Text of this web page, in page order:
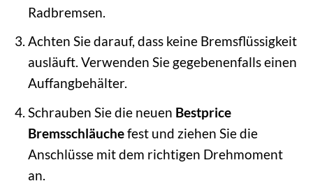
Radbremsen.
Achten Sie darauf, dass keine Bremsflüssigkeit
ausläuft. Verwenden Sie gegebenenfalls einen
Auffangbehälter.
Schrauben Sie die neuen Bestprice
Bremsschläuchefest und ziehen Sie die
Anschlüsse mit dem richtigen Drehmoment
an.